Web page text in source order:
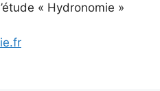
« Hydronomie »